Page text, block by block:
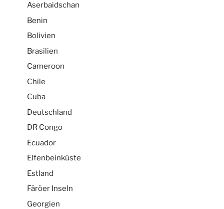
Aserbaidschan
Benin
Bolivien
Brasilien
Cameroon
Chile
Cuba
Deutschland
DR Congo
Ecuador
Elfenbeinküste
Estland
Färöer Inseln
Georgien